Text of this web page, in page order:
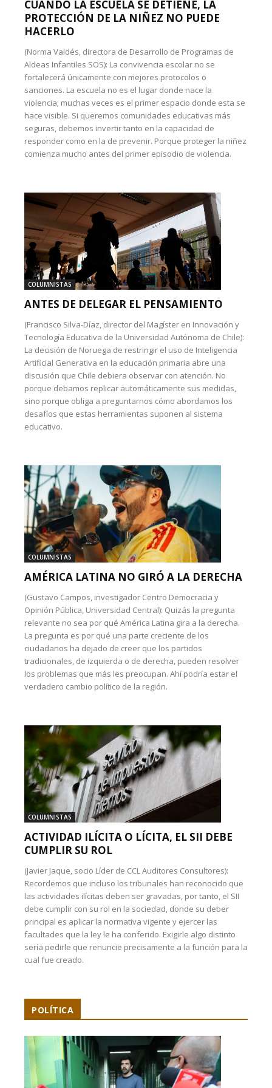
CUANDO LA ESCUELA SE DETIENE, LA
PROTECCIÓN DE LA NIÑEZ NO PUEDE
HACERLO
(Norma Valdés, directora de Desarrollo de Programas de
Aldeas Infantiles SOS): La convivencia escolar no se
fortalecerá únicamente con mejores protocolos o
sanciones. La escuela no es el lugar donde nace la
violencia; muchas veces es el primer espacio donde esta se
hace visible. Si queremos comunidades educativas más
seguras, debemos invertir tanto en la capacidad de
responder como en la de prevenir. Porque proteger la niñez
comienza mucho antes del primer episodio de violencia.
COLUMNISTAS
ANTES DE DELEGAR EL PENSAMIENTO
(Francisco Silva-Díaz, director del Magíster en Innovación y
Tecnología Educativa de la Universidad Autónoma de Chile):
La decisión de Noruega de restringir el uso de Inteligencia
Artificial Generativa en la educación primaria abre una
discusión que Chile debiera observar con atención. No
porque debamos replicar automáticamente sus medidas,
sino porque obliga a preguntarnos cómo abordamos los
desafíos que estas herramientas suponen al sistema
educativo.
COLUMNISTAS
AMÉRICA LATINA NO GIRÓ A LA DERECHA
(Gustavo Campos, investigador Centro Democracia y
Opinión Pública, Universidad Central): Quizás la pregunta
relevante no sea por qué América Latina gira a la derecha.
La pregunta es por qué una parte creciente de los
ciudadanos ha dejado de creer que los partidos
tradicionales, de izquierda o de derecha, pueden resolver
los problemas que más les preocupan. Ahí podría estar el
verdadero cambio político de la región.
COLUMNISTAS
ACTIVIDAD ILÍCITA O LÍCITA, EL SII DEBE
CUMPLIR SU ROL
(Javier Jaque, socio Líder de CCL Auditores Consultores):
Recordemos que incluso los tribunales han reconocido que
las actividades ilícitas deben ser gravadas, por tanto, el SII
debe cumplir con su rol en la sociedad, donde su deber
principal es aplicar la normativa vigente y ejercer las
facultades que la ley le ha conferido. Exigirle algo distinto
sería pedirle que renuncie precisamente a la función para la
cual fue creado.
POLÍTICA